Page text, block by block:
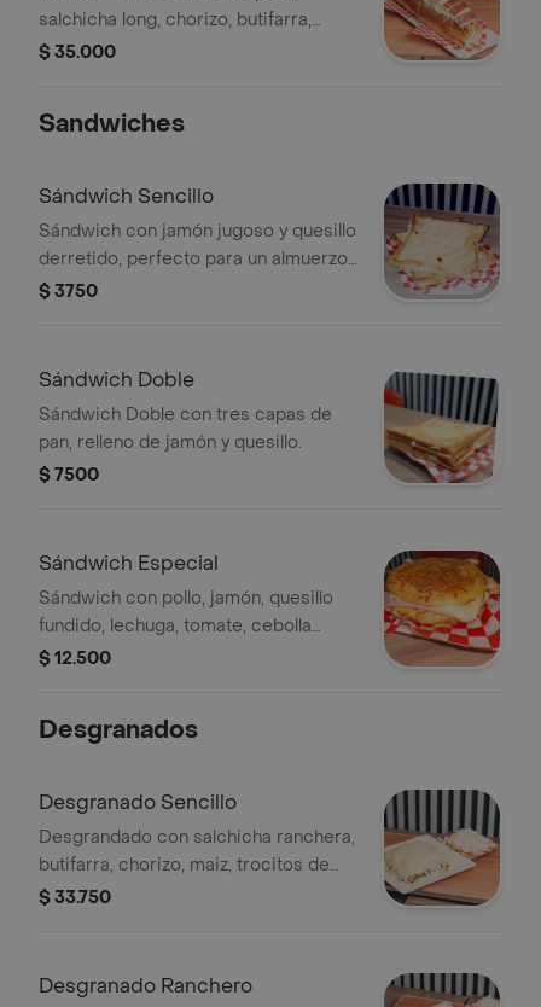
salchicha long, chorizo, butifarra,
salsas, verduras, quesillo, queso
$ 35.000
Sandwiches
Sándwich Sencillo
Sándwich con jamón jugoso y quesillo
derretido, perfecto para un almuerzo
rápido y satisfactorio.
$ 3750
Sándwich Doble
Sándwich Doble con tres capas de
pan, relleno de jamón y quesillo.
$ 7500
Sándwich Especial
Sándwich con pollo, jamón, quesillo
fundido, lechuga, tomate, cebolla
morada y salsas.
$ 12.500
Desgranados
Desgranado Sencillo
Desgrandado con salchicha ranchera,
butifarra, chorizo, maiz, trocitos de
pollo, queso fundido, papa ripio, papa
$ 33.750
Desgranado Ranchero